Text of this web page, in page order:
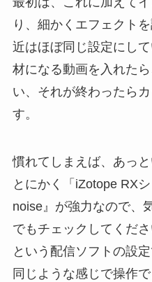
り、細かくエフェクト
近はほぼ同じ設定にし
材になる動画を入れた
い、それが終わったら
す。
慣れてしまえば、あっ
とにかく「iZotope RX
noise』が強力なので、
でもチェックしてくだ
という配信ソフトの設
同じような感じで操作で